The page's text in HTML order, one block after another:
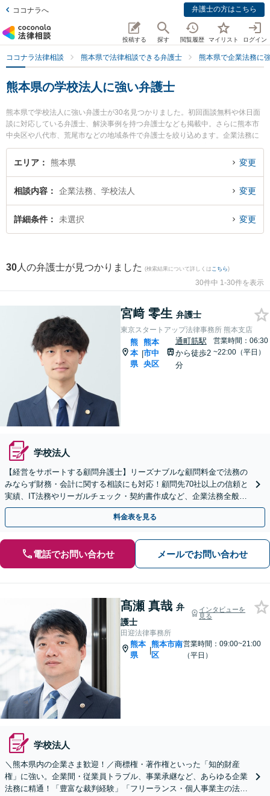
ココナラへ 弁護士の方はこちら
投稿する 探す 閲覧履歴 マイリスト ログイン
ココナラ法律相談 熊本県で法律相談できる弁護士 熊本県で企業法務に
熊本県の学校法人に強い弁護士
熊本県で学校法人に強い弁護士が30名見つかりました。初回面談無料や休日面
談に対応している弁護士、解決事例を持つ弁護士なども掲載中。さらに熊本市
中央区や八代市、荒尾市などの地域条件で弁護士を絞り込めます。企業法務に
関係する顧問弁護士契約や契約書作成・リーガルチェック、雇用契約書・就業
規則作成等の細かな分野での絞り込み検索もでき便利です。特に東京スタート
みなどが注目されています。『熊本県で土日や夜間に発生した学校法人のトラ
ブルを今すぐに弁護士に相談したい』『学校法人のトラブル解決の実績豊富な
近くの弁護士を検索したい』『初回相談無料で学校法人を法律相談できる熊本
エリア 熊本県 変更
相談内容 企業法務、学校法人 変更
詳細条件 未選択 変更
30 人の弁護士が見つかりました (検索結果について詳しくは こちら)
30件中 1-30件を表示
宮﨑 零生 弁護士
東京スタートアップ法律事務所 熊本支店
熊
本
県
|
熊本
市中
央区
通町筋駅
から徒歩2
分
営業時間：06:30
~22:00（平日）
学校法人
【経営をサポートする顧問弁護士】リーズナブルな顧問料金で法務の
みならず財務・会計に関する相談にも対応！顧問先70社以上の信頼と
実績、IT法務やリーガルチェック・契約書作成など、企業法務全般に
ついてお気軽にご相談ください。
料金表を見る
電話でお問い合わせ メールでお問い合わせ
髙瀬 真哉 弁
護士
インタビューを
見る
田迎法律事務所
熊本
県
|
熊本市南
区
営業時間：09:00~21:00
（平日）
学校法人
＼熊本県内の企業さま歓迎！／商標権・著作権といった「知的財産
権」に強い。企業間・従業員トラブル、事業承継など、あらゆる企業
法務に精通！「豊富な裁判経験」「フリーランス・個人事業主の法務